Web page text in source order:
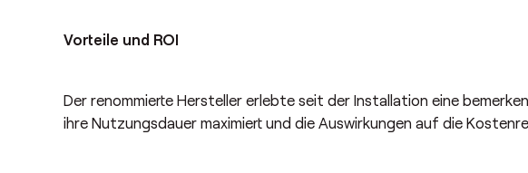
Vorteile und ROI
Der renommierte Hersteller erlebte seit der Installation eine
ihre Nutzungsdauer maximiert und die Auswirkungen auf die